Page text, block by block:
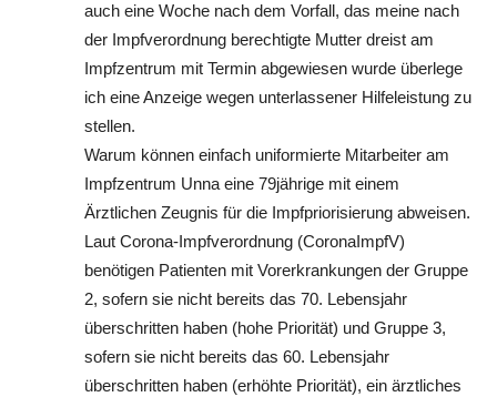
auch eine Woche nach dem Vorfall, das meine nach
der Impfverordnung berechtigte Mutter dreist am
Impfzentrum mit Termin abgewiesen wurde überlege
ich eine Anzeige wegen unterlassener Hilfeleistung zu
stellen.
Warum können einfach uniformierte Mitarbeiter am
Impfzentrum Unna eine 79jährige mit einem
Ärztlichen Zeugnis für die Impfpriorisierung abweisen.
Laut Corona-Impfverordnung (CoronaImpfV)
benötigen Patienten mit Vorerkrankungen der Gruppe
2, sofern sie nicht bereits das 70. Lebensjahr
überschritten haben (hohe Priorität) und Gruppe 3,
sofern sie nicht bereits das 60. Lebensjahr
überschritten haben (erhöhte Priorität), ein ärztliches